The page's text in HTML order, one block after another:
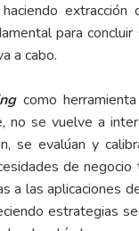
haciendo
para concluir
a cabo.
como
se vuelve a
se evalúan y
de
a las aplicaciones
estrategias